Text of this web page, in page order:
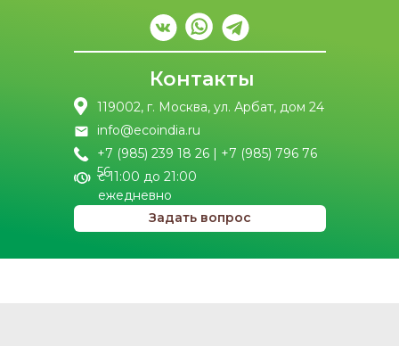
Контакты
119002, г. Москва, ул. Арбат, дом 24
info@ecoindia.ru
Задать вопрос
с 11:00 до 21:00
ежедневно
+7 (985) 239 18 26 | +7 (985) 796 76
56